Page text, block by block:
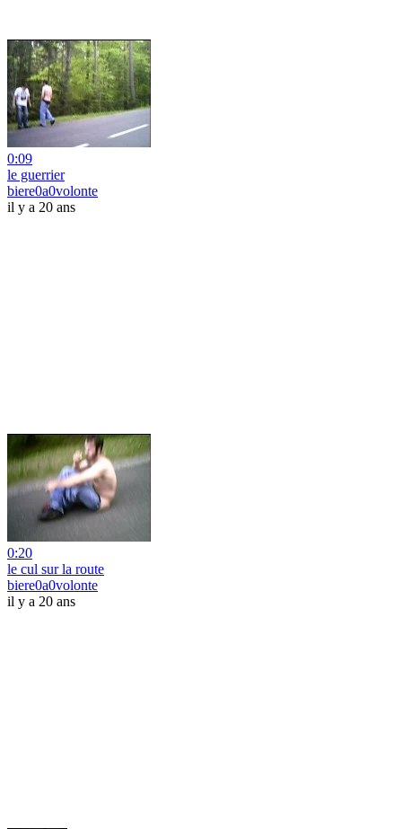
0:09
le guerrier
biere0a0volonte
il y a 20 ans
0:20
le cul sur la route
biere0a0volonte
il y a 20 ans